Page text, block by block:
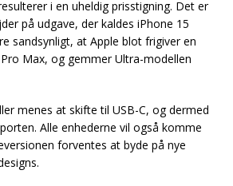
i en uheldig prisstigning. Det er
på udgave, der kaldes iPhone 15
sandsynligt, at Apple blot frigiver en
Max, og gemmer Ultra-modellen
menes at skifte til USB-C, og dermed
Alle enhederne vil også komme
forventes at byde på nye